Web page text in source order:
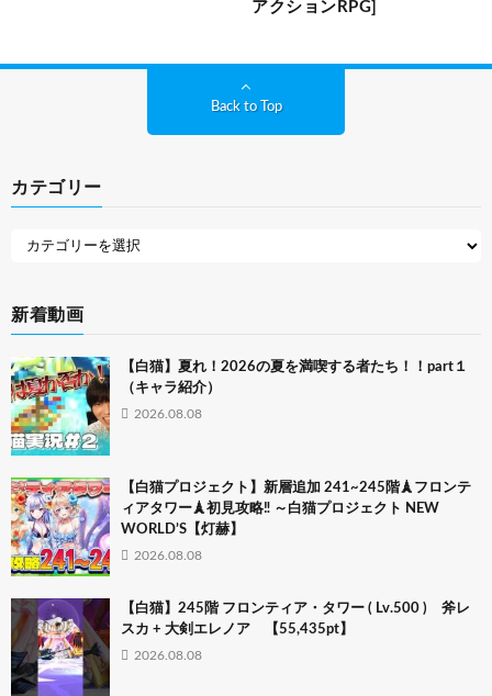
アクションRPG]
Back to Top
カテゴリー
新着動画
【白猫】夏れ！2026の夏を満喫する者たち！！part１
（キャラ紹介）
2026.08.08
【白猫プロジェクト】新層追加 241~245階🗼フロンテ
ィアタワー🗼初見攻略‼ ～白猫プロジェクト NEW
WORLD’S【灯赫】
2026.08.08
【白猫】245階 フロンティア・タワー ( Lv.500 ) 斧レ
スカ + 大剣エレノア 【55,435pt】
2026.08.08